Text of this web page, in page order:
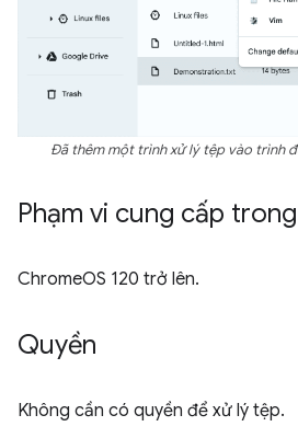
Đã thêm một trình xử lý tệp vào trình
Phạm vi cung cấp
ChromeOS 120 trở lên.
Quyền
Không cần có quyền để xử lý tệp.